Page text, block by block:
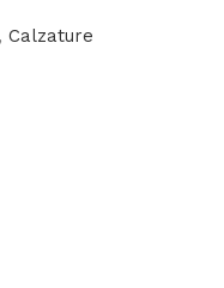
, Calzature